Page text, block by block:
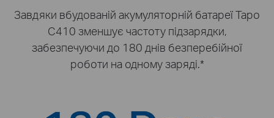
Завдяки вбудованій акумуляторній батареї Tapo
C410 зменшує частоту підзарядки,
забезпечуючи до 180 днів безперебійної
роботи на одному заряді.*